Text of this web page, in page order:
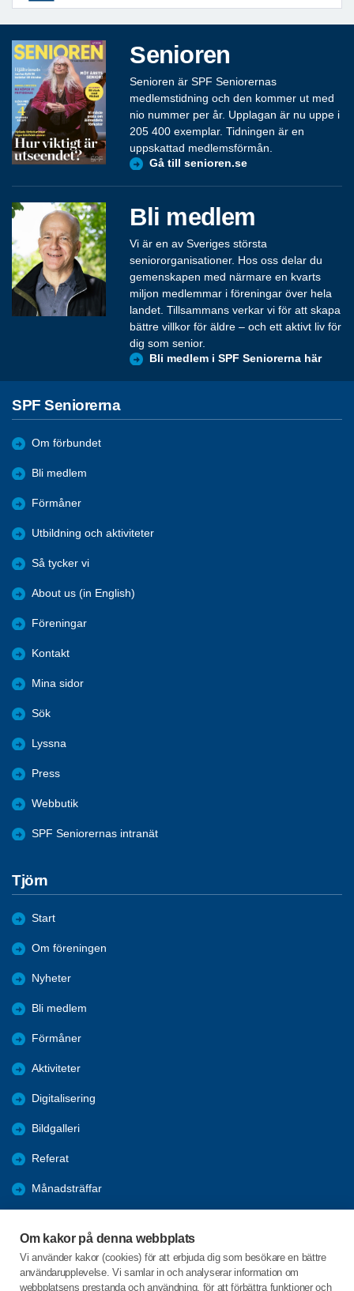
Om kakor på denna webbplats
Vi använder kakor (cookies) för att erbjuda dig som besökare en bättre
användarupplevelse. Vi samlar in och analyserar information om
webbplatsens prestanda och användning, för att förbättra funktioner och
Senioren
Senioren är SPF Seniorernas
medlemstidning och den kommer ut med
nio nummer per år. Upplagan är nu uppe i
205 400 exemplar. Tidningen är en
uppskattad medlemsförmån.
Gå till senioren.se
Bli medlem
Vi är en av Sveriges största
seniororganisationer. Hos oss delar du
gemenskapen med närmare en kvarts
miljon medlemmar i föreningar över hela
landet. Tillsammans verkar vi för att skapa
bättre villkor för äldre – och ett aktivt liv för
dig som senior.
Bli medlem i SPF Seniorerna här
SPF Seniorerna
Om förbundet
Bli medlem
Förmåner
Utbildning och aktiviteter
Så tycker vi
About us (in English)
Föreningar
Kontakt
Mina sidor
Sök
Lyssna
Press
Webbutik
SPF Seniorernas intranät
Tjörn
Start
Om föreningen
Nyheter
Bli medlem
Förmåner
Aktiviteter
Digitalisering
Bildgalleri
Referat
Månadsträffar
Seniorpodden